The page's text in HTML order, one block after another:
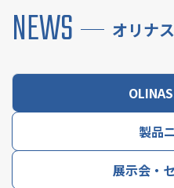
NEWS オリナ
製品
展示会・